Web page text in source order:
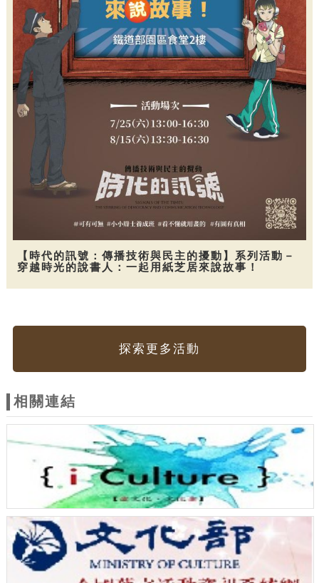
【時代的訊號：傳播技術與民主的擾動】系列活動－
穿越時光的說書人：一起用紙芝居來說故事！
探索更多活動
相關連結